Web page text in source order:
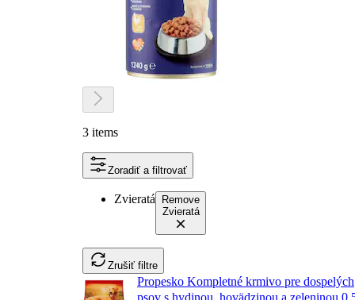
3 items
Zoradiť a filtrovať
Zvieratá
Remove
Zvieratá
Zrušiť filtre
Propesko Kompletné krmivo pre dospelých
psov s hydinou, hovädzinou a zeleninou